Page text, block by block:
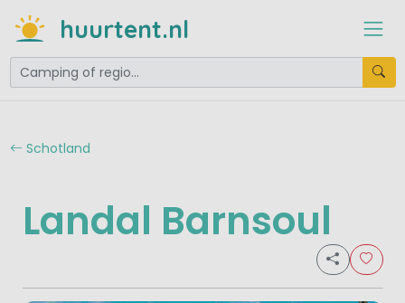
huurtent.nl
Schotland
Landal Barnsoul